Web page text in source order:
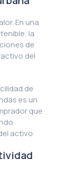
En una
la
de
del
de
es un
que
activo.